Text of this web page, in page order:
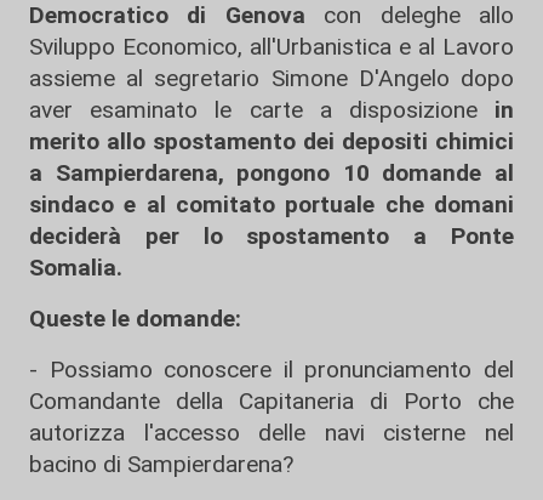
Democratico di Genova con deleghe allo
Sviluppo Economico, all'Urbanistica e al Lavoro
assieme al segretario Simone D'Angelo dopo
aver esaminato le carte a disposizionein
merito allo spostamento dei depositi chimici
a Sampierdarena, pongono 10 domande al
sindaco e al comitato portuale che domani
deciderà per lo spostamento a Ponte
Somalia.
Queste le domande:
- Possiamo conoscere il pronunciamento del
Comandante della Capitaneria di Porto che
autorizza l'accesso delle navi cisterne nel
bacino di Sampierdarena?